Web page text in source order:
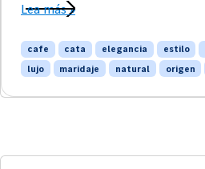
Lea más »
cafe cata elegancia estilo
lujo
maridaje natural origen